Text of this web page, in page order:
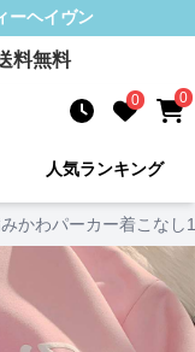
ーヘイヴン
料無料
0 0
人気ランキング
かわパーカー着こなし